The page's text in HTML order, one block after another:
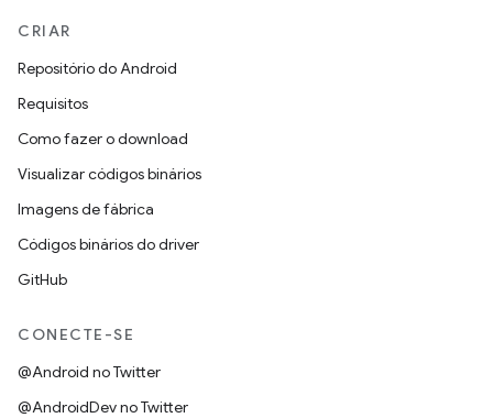
CRIAR
Repositório do Android
Requisitos
Como fazer o download
Visualizar códigos binários
Imagens de fábrica
Códigos binários do driver
GitHub
CONECTE-SE
@Android no Twitter
@AndroidDev no Twitter